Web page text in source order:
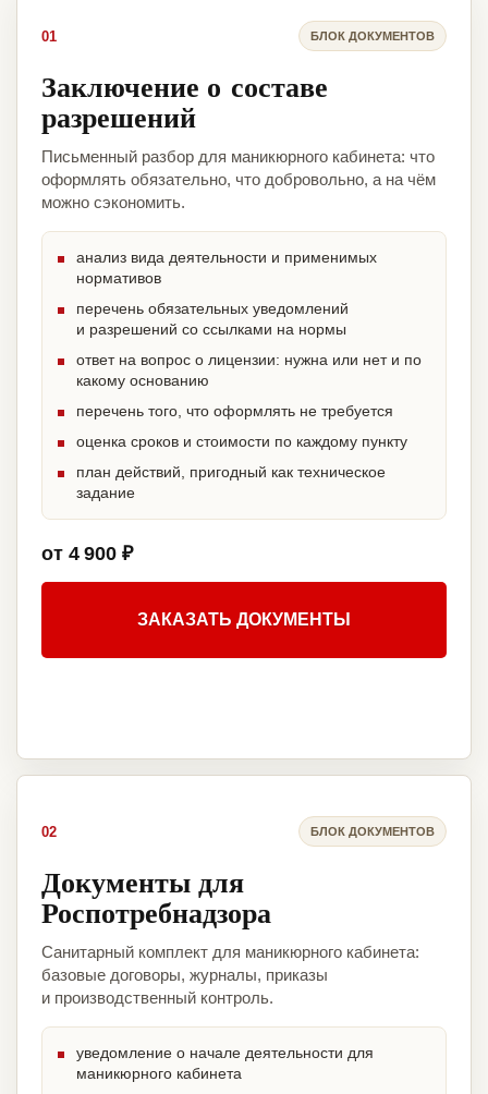
01 БЛОК ДОКУМЕНТОВ
Заключение о составе
разрешений
Письменный разбор для маникюрного кабинета: что
оформлять обязательно, что добровольно, а на чём
можно сэкономить.
анализ вида деятельности и применимых
нормативов
перечень обязательных уведомлений
и разрешений со ссылками на нормы
ответ на вопрос о лицензии: нужна или нет и по
какому основанию
перечень того, что оформлять не требуется
оценка сроков и стоимости по каждому пункту
план действий, пригодный как техническое
задание
от 4 900 ₽
ЗАКАЗАТЬ ДОКУМЕНТЫ
02 БЛОК ДОКУМЕНТОВ
Документы для
Роспотребнадзора
Санитарный комплект для маникюрного кабинета:
базовые договоры, журналы, приказы
и производственный контроль.
уведомление о начале деятельности для
маникюрного кабинета